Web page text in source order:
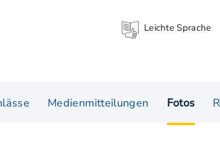
Leichte Sprache
Medienmitteilungen Fotos